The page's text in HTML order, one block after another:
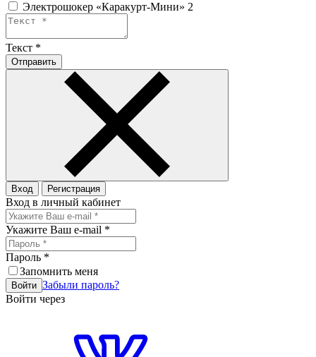
Электрошокер «Каракурт-Мини» 2
Текст *
Отправить
Вход Регистрация
Вход в личный кабинет
Укажите Ваш e-mail *
Пароль *
Запомнить меня
Войти Забыли пароль?
Войти через